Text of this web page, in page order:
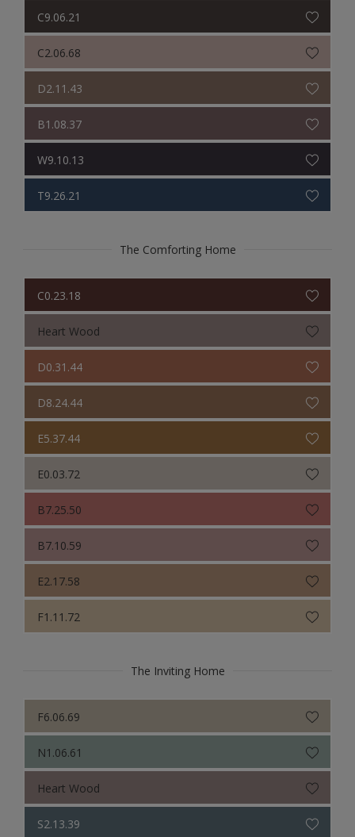
Sikkens Colour Futures 2023
Sikkens Colour Futures 2022
Sikkens Colour Futures 2019
Sikkens Colour Futures 2018
C9.06.21
C2.06.68
D2.11.43
B1.08.37
W9.10.13
T9.26.21
The Comforting Home
C0.23.18
Heart Wood
D0.31.44
D8.24.44
E5.37.44
E0.03.72
B7.25.50
B7.10.59
E2.17.58
F1.11.72
The Inviting Home
F6.06.69
N1.06.61
Heart Wood
S2.13.39